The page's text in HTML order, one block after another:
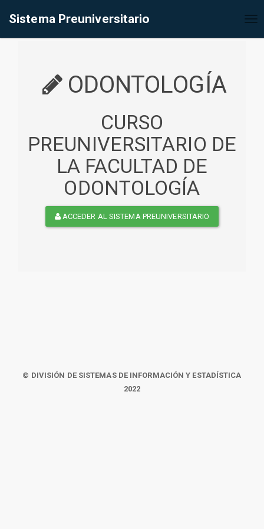
Sistema Preuniversitario
ODONTOLOGÍA
CURSO
PREUNIVERSITARIO DE
LA FACULTAD DE
ODONTOLOGÍA
ACCEDER AL SISTEMA PREUNIVERSITARIO
© DIVISIÓN DE SISTEMAS DE INFORMACIÓN Y ESTADÍSTICA
2022